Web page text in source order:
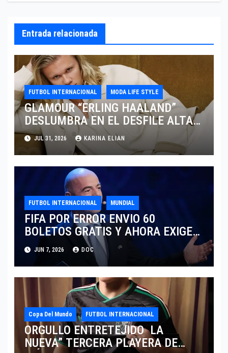
Entrada relacionada
FUTBOL INTERNACIONAL MODA LIFE STYLE
GLAMOUR “ERLING HAALAND”
DESLUMBRA EN EL DESFILE ALTA
SARTORIA DE DOLCE & GABBANA
TRAS EL MUNDIAL 2026
JUL 31, 2026 KARINA ELIAN
FUTBOL INTERNACIONAL MUNDIAL
FIFA POR ERROR ENVIO 60
BOLETOS GRATIS Y AHORA EXIGE
COBRO.
JUN 7, 2026 DOC
Copa Del Mundo FUTBOL INTERNACIONAL
ORGULLO ENTRETEJIDO LA
NUEVA” TERCERA PLAYERA DE